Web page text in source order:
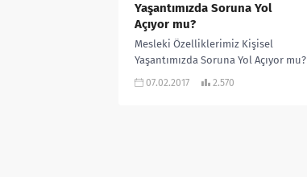
Yaşantımızda Soruna Yol
Açıyor mu?
Mesleki Özelliklerimiz Kişisel
Yaşantımızda Soruna Yol Açıyor mu?
Ben senin danışanın değilim
07.02.2017 2.570